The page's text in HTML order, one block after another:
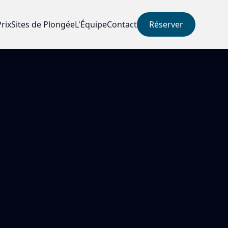
Sites de PlongéeL'ÉquipeContact Réserver